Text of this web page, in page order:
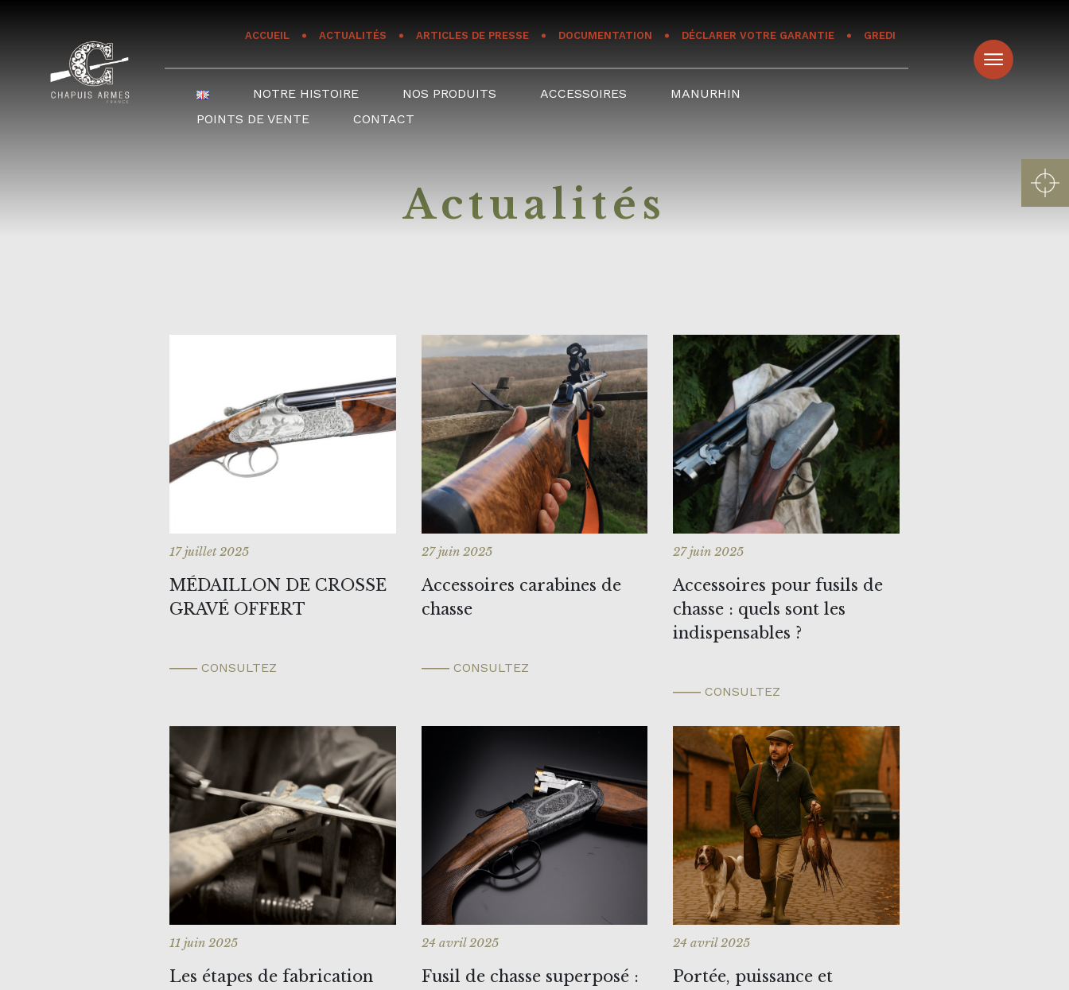
ACCUEIL ACTUALITÉS ARTICLES DE PRESSE DOCUMENTATION DÉCLARER VOTRE GARANTIE GREDI
NOTRE HISTOIRE NOS PRODUITS ACCESSOIRES
MANURHIN
POINTS DE VENTE
CONTACT
Actualités
17 juillet 2025
MÉDAILLON DE CROSSE
GRAVÉ OFFERT
CONSULTEZ
27 juin 2025
Accessoires carabines de
chasse
CONSULTEZ
27 juin 2025
Accessoires pour fusils de
chasse : quels sont les
indispensables ?
CONSULTEZ
11 juin 2025
Les étapes de fabrication
24 avril 2025
Fusil de chasse superposé :
24 avril 2025
Portée, puissance et